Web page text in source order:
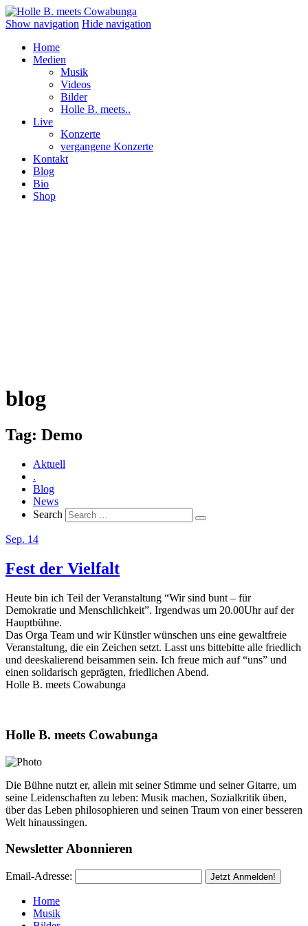
Show navigation Hide navigation
Home
Medien
Musik
Videos
Bilder
Holle B. meets..
Live
Konzerte
vergangene Konzerte
Kontakt
Blog
Bio
Shop
blog
Tag: Demo
Aktuell
.
Blog
News
Search
Sep. 14
Fest der Vielfalt
Heute bin ich Teil der Veranstaltung “Wir sind bunt – für
Demokratie und Menschlichkeit”. Irgendwas um 20.00Uhr auf der
Hauptbühne.
Das Orga Team und wir Künstler wünschen uns eine gewaltfreie
Veranstaltung, die ein Zeichen setzt. Lasst uns bittebitte alle friedlich
und deeskalierend beisammen sein. Ich freue mich auf “uns” und
einen solidarisch geprägten, friedlichen Abend.
Holle B. meets Cowabunga
Holle B. meets Cowabunga
Die Bühne nutzt er, allein mit seiner Stimme und seiner Gitarre, um
seine Leidenschaften zu leben: Musik machen, Sozialkritik üben,
über das Leben philosophieren und seinen Traum von einer besseren
Welt hinaussingen.
Newsletter Abonnieren
Email-Adresse:
Home
Musik